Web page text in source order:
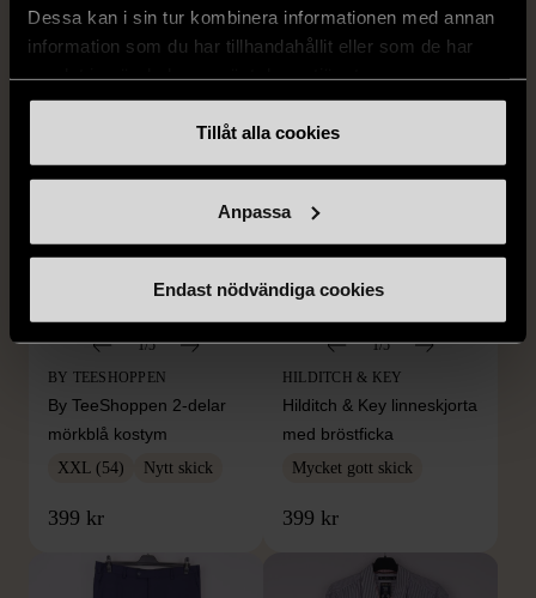
Dessa kan i sin tur kombinera informationen med annan
information som du har tillhandahållit eller som de har
Tillåt alla cookies
Anpassa
Endast nödvändiga cookies
L (50) Gott skick Mycket gott skick
1/5
BY TEESHOPPEN
By TeeShoppen 2-delar
mörkblå kostym
XXL (54) Nytt skick
399 kr
1/5
HILDITCH & KEY
Hilditch & Key linneskjorta
med bröstficka
Mycket gott skick
399 kr